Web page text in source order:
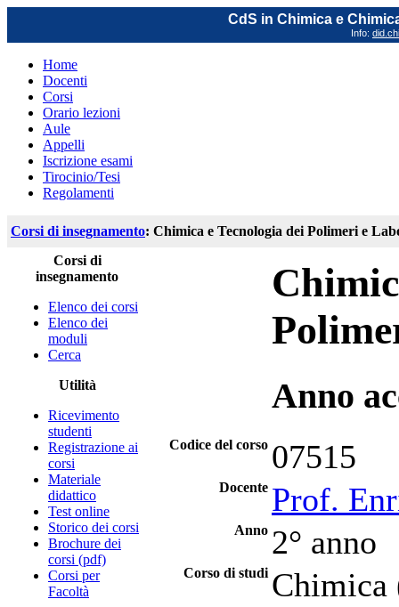
CdS in Chimica e
Info:
Home
Docenti
Corsi
Orario lezioni
Aule
Appelli
Iscrizione esami
Tirocinio/Tesi
Regolamenti
Corsi di insegnamento: Chimica e Tecnologia dei Polimeri e
Corsi di
insegnamento
Elenco dei corsi
Elenco dei
moduli
Cerca
Utilità
Ricevimento
studenti
Registrazione ai
corsi
Materiale
didattico
Test online
Storico dei corsi
Brochure dei
corsi (pdf)
Corsi per
Facoltà
Anno
Codice del corso 07515
Docente Prof.
Anno 2° anno
Corso di studi Chimica